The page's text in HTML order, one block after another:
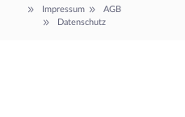
Impressum
AGB
Datenschutz